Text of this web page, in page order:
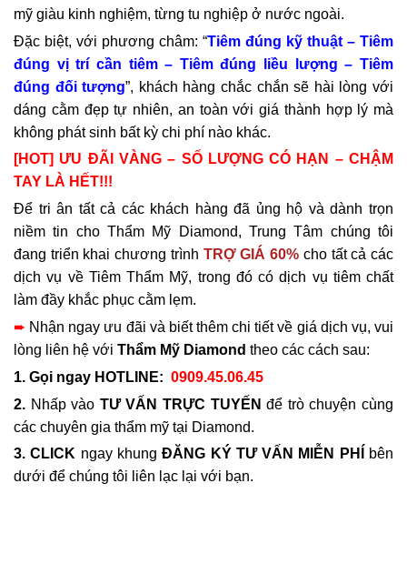
mỹ giàu kinh nghiệm, từng tu nghiệp ở nước ngoài.
Đặc biệt, với phương châm: “Tiêm đúng kỹ thuật – Tiêm
đúng vị trí cần tiêm – Tiêm đúng liều lượng – Tiêm
đúng đối tượng”, khách hàng chắc chắn sẽ hài lòng với
dáng cằm đẹp tự nhiên, an toàn với giá thành hợp lý mà
không phát sinh bất kỳ chi phí nào khác.
[HOT] ƯU ĐÃI VÀNG – SỐ LƯỢNG CÓ HẠN – CHẬM
TAY LÀ HẾT!!!
Để tri ân tất cả các khách hàng đã ủng hộ và dành trọn
niềm tin cho Thẩm Mỹ Diamond, Trung Tâm chúng tôi
đang triển khai chương trình TRỢ GIÁ 60% cho tất cả các
dịch vụ về Tiêm Thẩm Mỹ, trong đó có dịch vụ tiêm chất
làm đầy khắc phục cằm lẹm.
➨ Nhận ngay ưu đãi và biết thêm chi tiết về giá dịch vụ, vui
lòng liên hệ với Thẩm Mỹ Diamond theo các cách sau:
1. Gọi ngay HOTLINE: 0909.45.06.45
2. Nhấp vào TƯ VẤN TRỰC TUYẾN để trò chuyện cùng
các chuyên gia thẩm mỹ tại Diamond.
3. CLICK ngay khungĐĂNG KÝ TƯ VẤN MIỄN PHÍ
bên
dưới để chúng tôi liên lạc lại với bạn.